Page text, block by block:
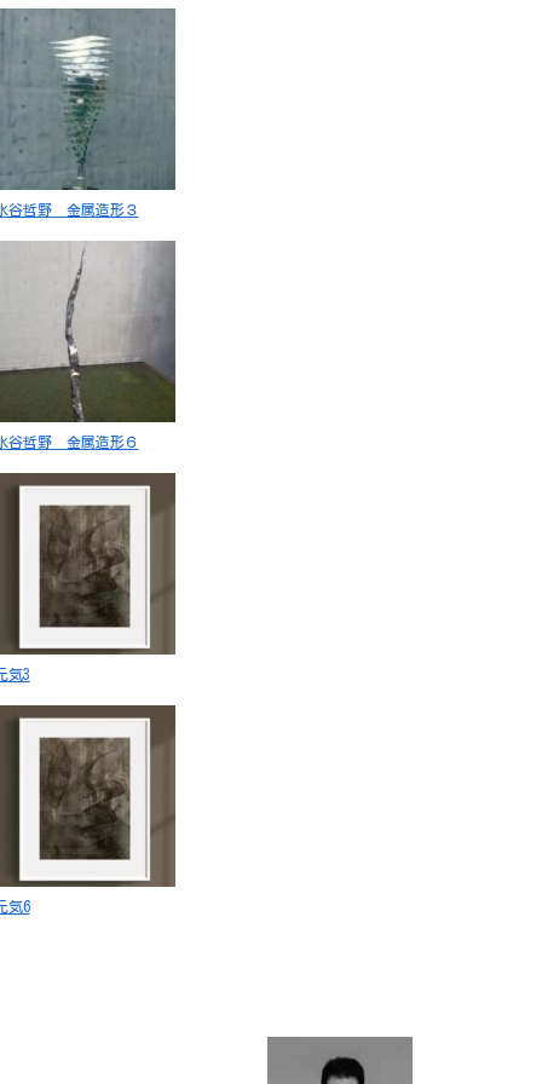
谷哲野 金属造形３
谷哲野 金属造形６
気3
気6